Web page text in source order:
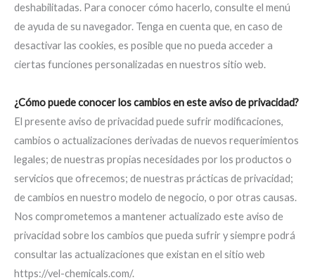
deshabilitadas. Para conocer cómo hacerlo, consulte el menú
de ayuda de su navegador. Tenga en cuenta que, en caso de
desactivar las cookies, es posible que no pueda acceder a
ciertas funciones personalizadas en nuestros sitio web.
¿Cómo puede conocer los cambios en este aviso de privacidad?
El presente aviso de privacidad puede sufrir modificaciones,
cambios o actualizaciones derivadas de nuevos requerimientos
legales; de nuestras propias necesidades por los productos o
servicios que ofrecemos; de nuestras prácticas de privacidad;
de cambios en nuestro modelo de negocio, o por otras causas.
Nos comprometemos a mantener actualizado este aviso de
privacidad sobre los cambios que pueda sufrir y siempre podrá
consultar las actualizaciones que existan en el sitio web
https://vel-chemicals.com/.